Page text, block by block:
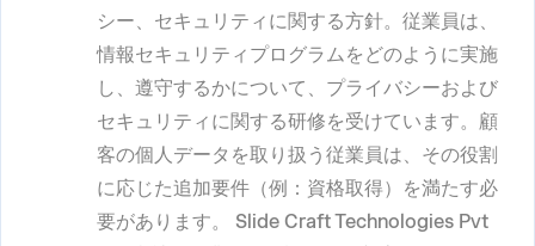
シー、セキュリティに関する方針。従業員は、
情報セキュリティプログラムをどのように実施
し、遵守するかについて、プライバシーおよび
セキュリティに関する研修を受けています。顧
客の個人データを取り扱う従業員は、その役割
に応じた追加要件（例：資格取得）を満たす必
要があります。 Slide Craft Technologies Pvt